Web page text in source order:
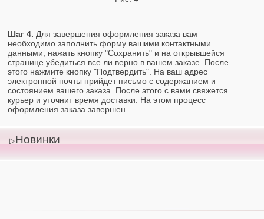
Шаг 4. Для завершения оформления заказа вам
необходимо заполнить форму вашими контактными
данными, нажать кнопку "Сохранить" и на открывшейся
странице убедиться все ли верно в вашем заказе. После
этого нажмите кнопку "Подтвердить". На ваш адрес
электронной почты прийдет письмо с содержанием и
состоянием вашего заказа. После этого с вами свяжется
курьер и уточнит время доставки. На этом процесс
оформления заказа завершен.
Новинки